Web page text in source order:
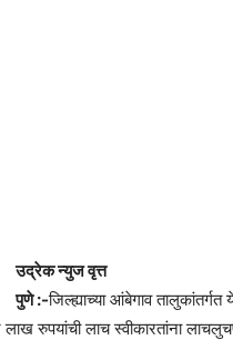
उद्रेक न्युज वृत्त
पुणे :-जिल्ह्याच्या आंबेगाव
रुपयांची लाच स्वीकारतांना